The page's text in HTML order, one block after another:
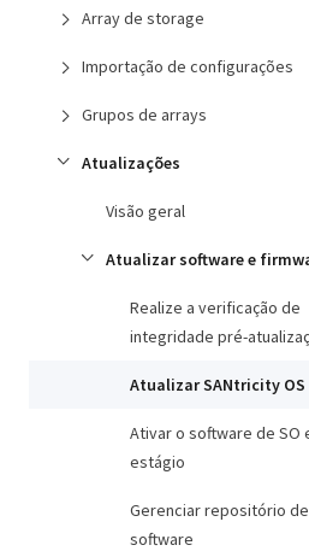
Array de storage
Importação de configurações
Grupos de arrays
Atualizações
Visão geral
Atualizar software e
Realize a verificação de
integridade pré-
Atualizar SANtricity OS
Ativar o software de SO
estágio
Gerenciar repositório de
software